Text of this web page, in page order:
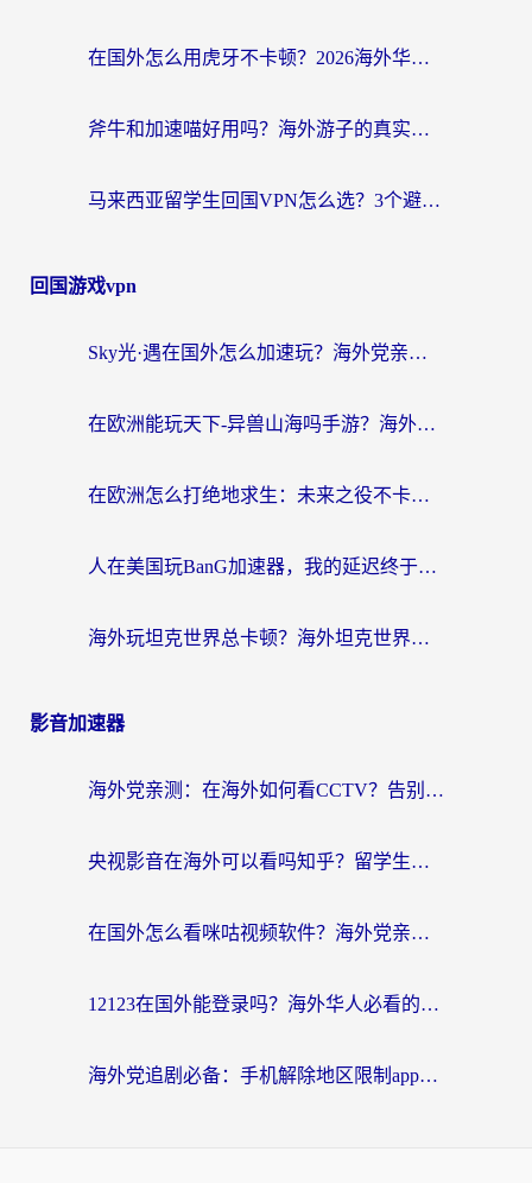
在国外怎么用虎牙不卡顿？2026海外华人亲测有效的回国加速器选择指南
斧牛和加速喵好用吗？海外游子的真实选择困境
马来西亚留学生回国VPN怎么选？3个避坑点+1款实测好用的加速器推荐
回国游戏vpn
Sky光·遇在国外怎么加速玩？海外党亲测有效的国服游戏加速指南
在欧洲能玩天下-异兽山海吗手游？海外玩家的加速器生存指南
在欧洲怎么打绝地求生：未来之役不卡？留学生亲测的加速器避坑指南
人在美国玩BanG加速器，我的延迟终于绿了
海外玩坦克世界总卡顿？海外坦克世界加速器有哪些？实测好用的选择在这里
影音加速器
海外党亲测：在海外如何看CCTV？告别“仅限大陆播放”的实用指南
央视影音在海外可以看吗知乎？留学生亲测：3步解决地域限制+追剧自由
在国外怎么看咪咕视频软件？海外党亲测有效的回国加速方案
12123在国外能登录吗？海外华人必看的回国加速实用指南
海外党追剧必备：手机解除地区限制app怎么选？解决央视视频&国内剧地区限制全指南